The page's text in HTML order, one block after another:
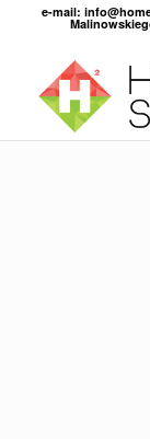
e-mail: